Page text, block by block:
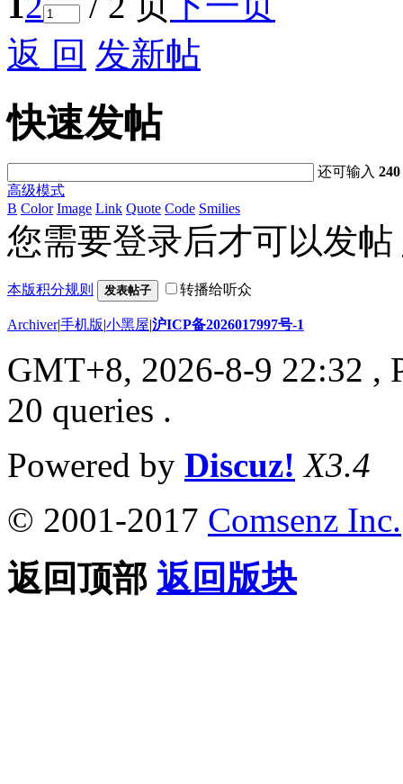
返 回 发新帖
快速发帖
还可输入240
高级模式
B Color Image Link Quote Code Smilies
您需要登录后才可以发帖
本版积分规则 发表帖子 转播给听众
Archiver|手机版|小黑屋|沪ICP备2026017997号-1
GMT+8, 2026-8-9 22:32 ,
20 queries .
Powered by Discuz! X3.4
© 2001-2017 Comsenz Inc.
返回顶部 返回版块